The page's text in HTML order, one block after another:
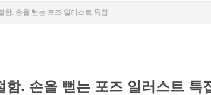
함. 손을 뻗는 포즈 일러스트 특집
함. 손을 뻗는 포즈 일러스트 특